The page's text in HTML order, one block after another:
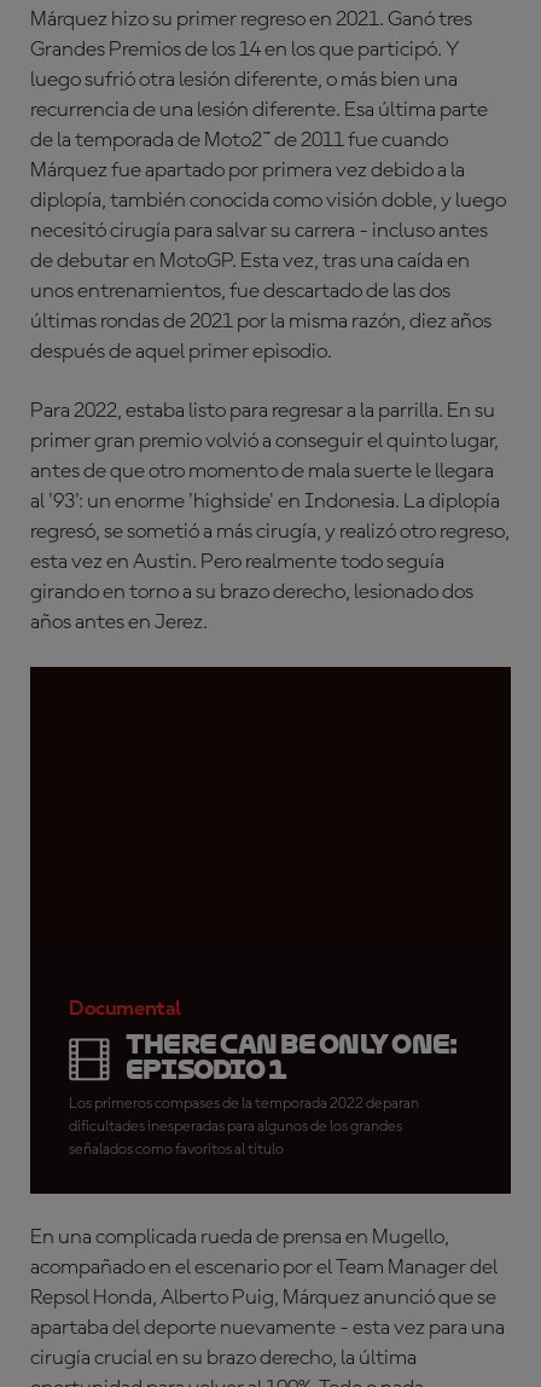
Márquez hizo su primer regreso en 2021. Ganó tres
Grandes Premios de los 14 en los que participó. Y
luego sufrió otra lesión diferente, o más bien una
recurrencia de una lesión diferente. Esa última parte
de la temporada de Moto2™ de 2011 fue cuando
Márquez fue apartado por primera vez debido a la
diplopía, también conocida como visión doble, y luego
necesitó cirugía para salvar su carrera - incluso antes
de debutar en MotoGP. Esta vez, tras una caída en
unos entrenamientos, fue descartado de las dos
últimas rondas de 2021 por la misma razón, diez años
después de aquel primer episodio.
Para 2022, estaba listo para regresar a la parrilla. En su
primer gran premio volvió a conseguir el quinto lugar,
antes de que otro momento de mala suerte le llegara
al '93': un enorme 'highside' en Indonesia. La diplopía
regresó, se sometió a más cirugía, y realizó otro regreso,
esta vez en Austin. Pero realmente todo seguía
girando en torno a su brazo derecho, lesionado dos
años antes en Jerez.
Documental
There Can Be Only One:
Episodio 1
Los primeros compases de la temporada 2022 deparan
dificultades inesperadas para algunos de los grandes
señalados como favoritos al título
En una complicada rueda de prensa en Mugello,
acompañado en el escenario por el Team Manager del
Repsol Honda, Alberto Puig, Márquez anunció que se
apartaba del deporte nuevamente - esta vez para una
cirugía crucial en su brazo derecho, la última